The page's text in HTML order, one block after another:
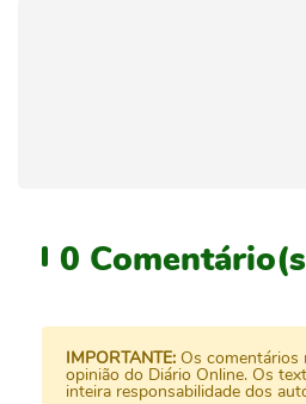
0
IMPORTANTE: Os comentários
opinião do Diário Online. Os
inteira responsabilidade dos